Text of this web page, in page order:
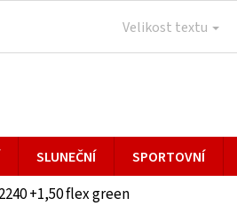
Velikost textu
SLUNEČNÍ SPORTOVNÍ
+1,50 flex green